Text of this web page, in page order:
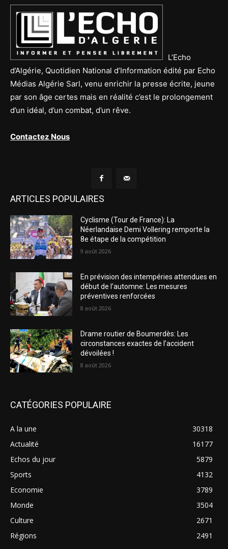
L’Echo
d’Algérie, Quotidien National d’Information édité par Echo
Médias Algérie Sarl, venu enrichir la presse écrite, jeune
par son âge certes mais en réalité c’est le prolongement
d’un idéal, d’un combat, d’un rêve.
Contactez Nous
ARTICLES POPULAIRES
Cyclisme (Tour de France): La
Néerlandaise Demi Vollering remporte la
8e étape de la compétition
9 août 2026
En prévision des intempéries attendues en
début de l’automne: Les mesures
préventives renforcées
8 août 2026
Drame routier de Boumerdès: Les
circonstances exactes de l’accident
dévoilées !
8 août 2026
CATÉGORIES POPULAIRE
A la une
30318
Actualité
16177
Echos du jour
5879
Sports
4132
Economie
3789
Monde
3504
Culture
2671
Régions
2491